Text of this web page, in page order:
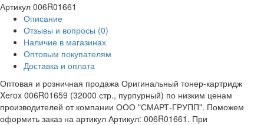
Артикул 006R01661
Описание
Отзывы и вопросы (0)
Наличие в магазинах
Оптовым покупателям
Доставка и оплата
Оптовая и розничная продажа Оригинальный тонер-картридж
Xerox 006R01659 (32000 стр., пурпурный) по низким ценам
производителей от компании ООО "СМАРТ-ГРУПП". Поможем
оформить заказ на артикул Артикул: 006R01661. При